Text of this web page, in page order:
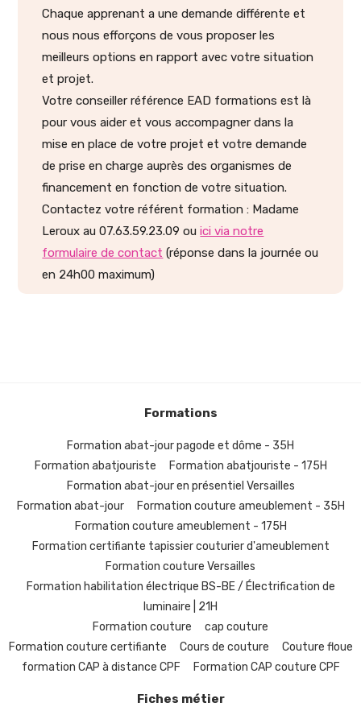
Chaque apprenant a une demande différente et
nous nous efforçons de vous proposer les
meilleurs options en rapport avec votre situation
et projet.
Votre conseiller référence EAD formations est là
pour vous aider et vous accompagner dans la
mise en place de votre projet et votre demande
de prise en charge auprès des organismes de
financement en fonction de votre situation.
Contactez votre référent formation : Madame
Leroux au 07.63.59.23.09 ouici via notre
formulaire de contact (réponse dans la journée ou
en 24h00 maximum)
Formations
Formation abat-jour pagode et dôme - 35H
Formation abatjouriste
Formation abatjouriste - 175H
Formation abat-jour en présentiel Versailles
Formation abat-jour
Formation couture ameublement - 35H
Formation couture ameublement - 175H
Formation certifiante tapissier couturier d'ameublement
Formation couture Versailles
Formation habilitation électrique BS-BE / Électrification de
luminaire | 21H
Formation couture
cap couture
Formation couture certifiante
Cours de couture
Couture floue
formation CAP à distance CPF
Formation CAP couture CPF
Fiches métier